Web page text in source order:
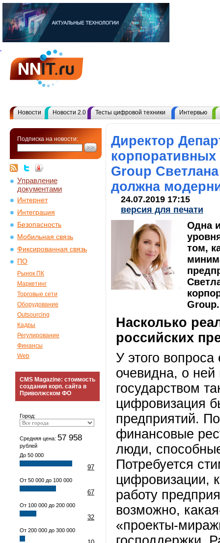
Новости Новости 2.0 Тесты цифровой техники Интервью
Подписка на новости:
Управление
документами
Интернет
Интеграция
Безопасность
Мобильная связь
Фиксированная связь
ПО
Рынок ПК
Маркетинг
Торговые сети
Оборудование
Outsourcing
Кадры
Регулирование
Финансы
Web
CMS Magazine: стоимость
создания корп. сайта в
Приволжском ФО
Город:
Средняя цена: 57 958
рублей
До 50 000
97
От 50 000 до 100 000
67
От 100 000 до 200 000
32
От 200 000 до 300 000
Директор
Group
должна
24.07.2019 17:15
версия для печати
Одна
том,
Group.
Насколько
российских
У этого
очевидна, о ней
государством
цифровизация
предприятий.
финансовые
люди,
Потребуется
цифровизации,
работу
возможно,
«проекты-